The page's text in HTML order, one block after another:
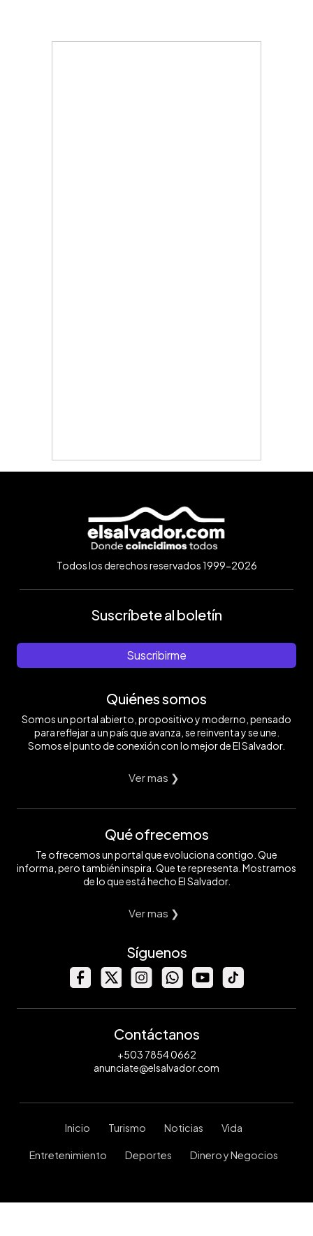
Todos los derechos reservados 1999-2026
Suscríbete al boletín
Suscribirme
Quiénes somos
Somos un portal abierto, propositivo y moderno, pensado
para reflejar a un país que avanza, se reinventa y se une.
Somos el punto de conexión con lo mejor de El Salvador.
Ver mas ❯
Qué ofrecemos
Te ofrecemos un portal que evoluciona contigo. Que
informa, pero también inspira. Que te representa. Mostramos
de lo que está hecho El Salvador.
Ver mas ❯
Síguenos
Contáctanos
+503 7854 0662
anunciate@elsalvador.com
Inicio Turismo Noticias Vida
Entretenimiento Deportes Dinero y Negocios